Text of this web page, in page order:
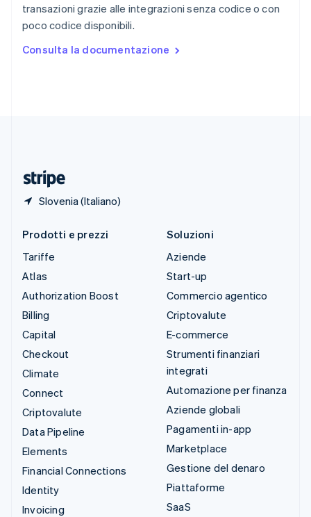
transazioni grazie alle integrazioni senza codice o con
poco codice disponibili.
Consulta la documentazione
Slovenia (Italiano)
Spagna
EspañolEnglish
English Español简体中文
Prodotti e prezzi
Tariffe
Atlas
Authorization Boost
Billing
Capital
Checkout
Climate
Connect
Criptovalute
Data Pipeline
Elements
Financial Connections
Identity
Invoicing
Soluzioni
Aziende
Start-up
Commercio agentico
Criptovalute
E-commerce
Strumenti finanziari
integrati
Automazione per finanza
Aziende globali
Pagamenti in-app
Marketplace
Gestione del denaro
Piattaforme
SaaS